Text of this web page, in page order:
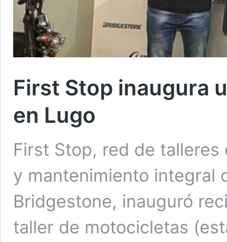
First Stop inaugura
en Lugo
First Stop, red de
y mantenimiento integral
Bridgestone, inauguró
taller de motocicletas